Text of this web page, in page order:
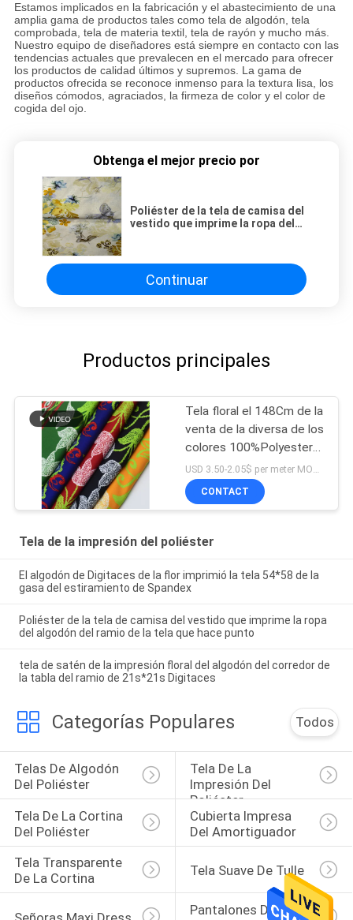
Estamos implicados en la fabricación y el abastecimiento de una
amplia gama de productos tales como tela de algodón, tela
comprobada, tela de materia textil, tela de rayón y mucho más.
Nuestro equipo de diseñadores está siempre en contacto con las
tendencias actuales que prevalecen en el mercado para ofrecer
los productos de calidad últimos y supremos. La gama de
productos ofrecida se reconoce inmenso para la textura lisa, los
diseños cómodos, agraciados, la firmeza de color y el color de
cogida del ojo.
Obtenga el mejor precio por
Poliéster de la tela de camisa del
vestido que imprime la ropa del
Continuar
Productos principales
Tela floral el 148Cm de la
venta de la diversa de los
colores 100%Polyester
Digitaces de la moda
impresión caliente del
paño para el vestido
USD 3.50-2.05$ per meter MOQ:1 metro
CONTACT
Tela de la impresión del poliéster
El algodón de Digitaces de la flor imprimió la tela 54*58 de la
gasa del estiramiento de Spandex
Poliéster de la tela de camisa del vestido que imprime la ropa
del algodón del ramio de la tela que hace punto
tela de satén de la impresión floral del algodón del corredor de
la tabla del ramio de 21s*21s Digitaces
Categorías Populares Todos
Telas De Algodón
Del Poliéster
Tela De La
Impresión Del
Poliéster
Tela De La Cortina
Del Poliéster
Cubierta Impresa
Del Amortiguador
Tela Transparente
De La Cortina
Tela Suave De Tulle
Pantalones De La